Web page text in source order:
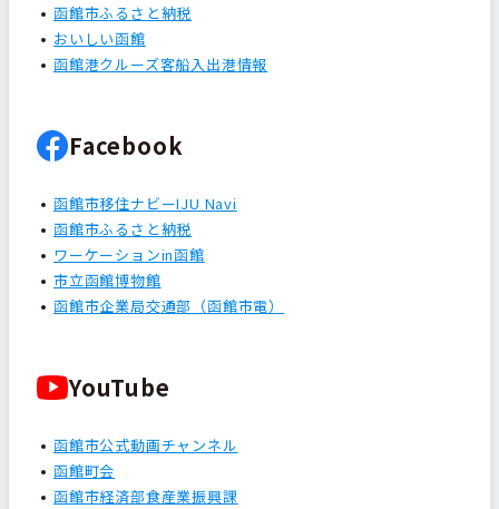
函館市ふるさと納税
おいしい函館
函館港クルーズ客船入出港情報
Facebook
函館市移住ナビーIJU Navi
函館市ふるさと納税
ワーケーションin函館
市立函館博物館
函館市企業局交通部（函館市電）
YouTube
函館市公式動画チャンネル
函館町会
函館市経済部食産業振興課